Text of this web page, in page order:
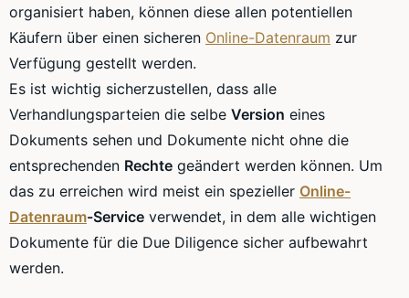
organisiert haben, können diese allen potentiellen
Käufern über einen sicheren Online-Datenraum zur
Verfügung gestellt werden.
Es ist wichtig sicherzustellen, dass alle
Verhandlungsparteien die selbe Version eines
Dokuments sehen und Dokumente nicht ohne die
entsprechenden Rechte geändert werden können. Um
das zu erreichen wird meist ein spezieller Online-
Datenraum-Service verwendet, in dem alle wichtigen
Dokumente für die Due Diligence sicher aufbewahrt
werden.